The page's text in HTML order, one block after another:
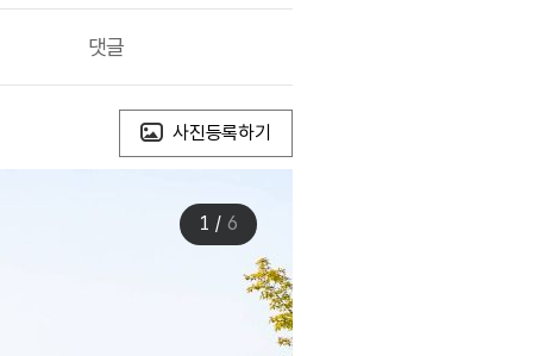
댓글
사진등록하기
1 / 6